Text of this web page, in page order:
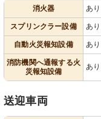
消火器 あり
スプリンクラー設備 あり
自動火災報知設備 あり
消防機関へ通報する火
災報知設備
あり
送迎車両